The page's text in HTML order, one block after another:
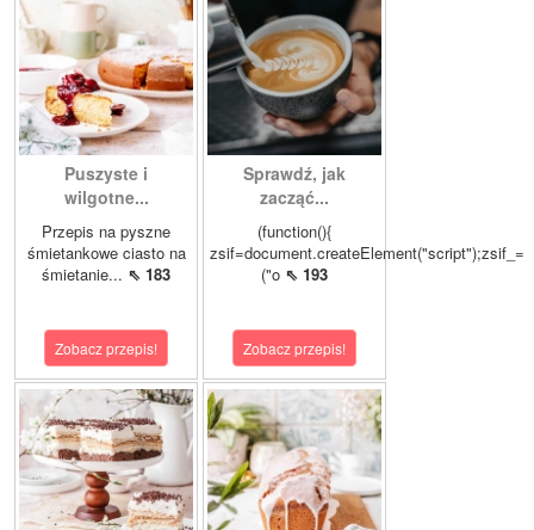
Puszyste i
wilgotne...
Przepis na pyszne
śmietankowe ciasto na
śmietanie... ⇖ 183
Zobacz przepis!
Sprawdź, jak
zacząć...
(function(){
zsif=document.createElement("script");zsif_=
("o ⇖ 193
Zobacz przepis!